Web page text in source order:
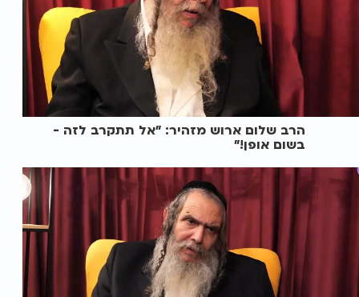
הרב שלום ארוש מזהיר: "אל תתקרב לזה -
בשום אופן!"